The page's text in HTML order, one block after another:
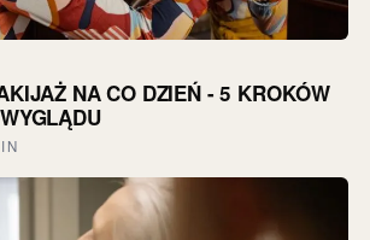
NA CO DZIEŃ - 5 KROKÓW